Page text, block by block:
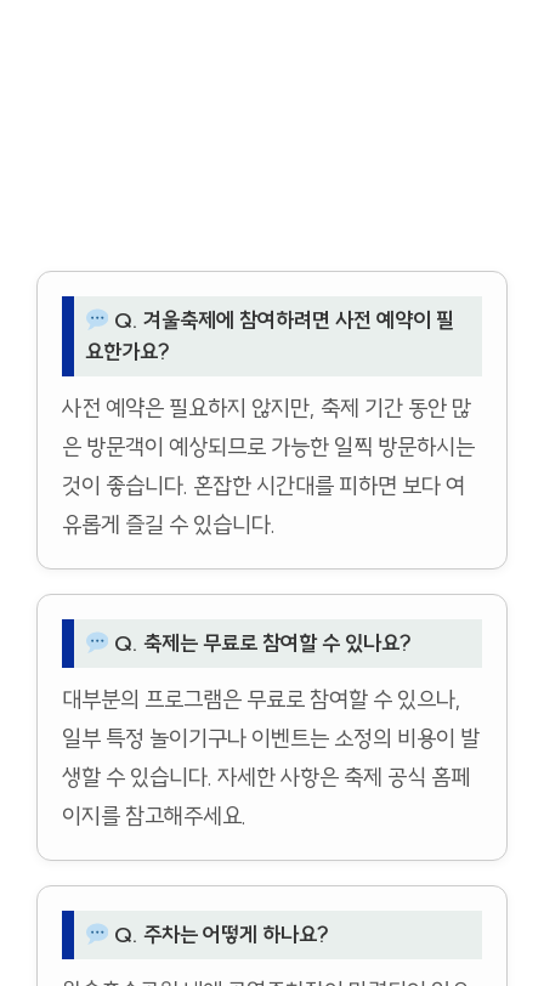
Q. 겨울축제에 참여하려면 사전 예약이 필
요한가요?
사전 예약은 필요하지 않지만, 축제 기간 동안 많
은 방문객이 예상되므로 가능한 일찍 방문하시는
것이 좋습니다. 혼잡한 시간대를 피하면 보다 여
유롭게 즐길 수 있습니다.
Q. 축제는 무료로 참여할 수 있나요?
대부분의 프로그램은 무료로 참여할 수 있으나,
일부 특정 놀이기구나 이벤트는 소정의 비용이 발
생할 수 있습니다. 자세한 사항은 축제 공식 홈페
이지를 참고해주세요.
Q. 주차는 어떻게 하나요?